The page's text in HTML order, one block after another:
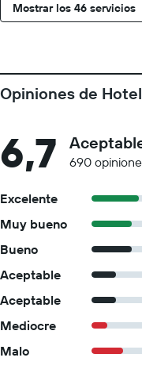
Mostrar los 46 servicios
Opiniones de
6,7 690
Excelente
Muy bueno
Bueno
Aceptable
Aceptable
Mediocre
Malo